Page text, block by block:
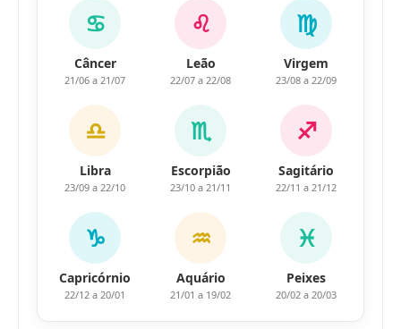
♋
Câncer
21/06 a 21/07
♌
Leão
22/07 a 22/08
♍
Virgem
23/08 a 22/09
♎
Libra
23/09 a 22/10
♏
Escorpião
23/10 a 21/11
♐
Sagitário
22/11 a 21/12
♑
Capricórnio
22/12 a 20/01
♒
Aquário
21/01 a 19/02
♓
Peixes
20/02 a 20/03